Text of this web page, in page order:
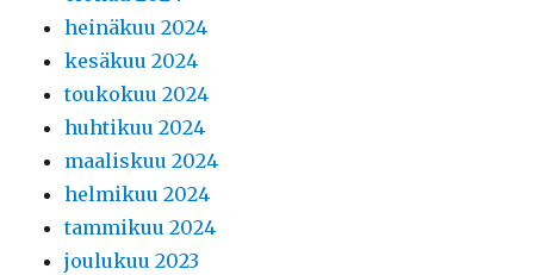
heinäkuu 2024
kesäkuu 2024
toukokuu 2024
huhtikuu 2024
maaliskuu 2024
helmikuu 2024
tammikuu 2024
joulukuu 2023